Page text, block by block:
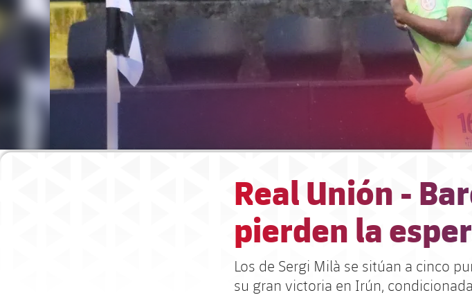
Real Unión -
pierden la
Los de Sergi Milà se sitúan a cinco
su gran victoria en Irún,